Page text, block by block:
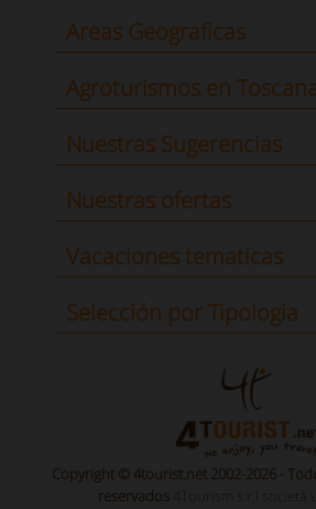
Areas Geograficas
Agroturismos en
Nuestras Sugerencias
Nuestras ofertas
Vacaciones tematicas
Selección por Tipologia
Copyright © 4tourist.net 2002-2026 -
reservados 4Tourism s.r.l società